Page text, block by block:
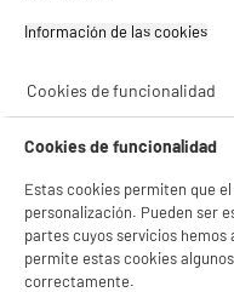
★★★★★
★★★★★
3.5/5(29)
compare_product
19€96
Información de las cookies‎
Cookies de funcionalidad
Cookies de funcionalidad
Estas cookies permiten que
personalización. Pueden ser
partes cuyos servicios hemos
permite estas cookies
correctamente.